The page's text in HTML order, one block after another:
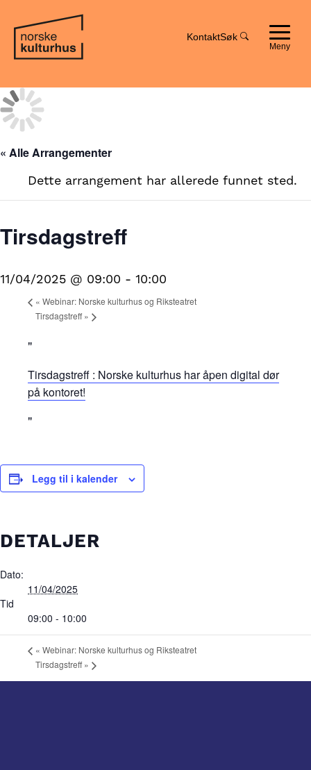
innhold
navigasjon
KontaktSøk
Toggle
« Alle Arrangementer
Dette arrangement har allerede funnet sted.
Tirsdagstreff
11/04/2025 @ 09:00 - 10:00
« Webinar: Norske kulturhus og Riksteatret
Tirsdagstreff»
Tirsdagstreff : Norske kulturhus har åpen digital dør
på kontoret!
Legg til i kalender
DETALJER
Dato:
11/04/2025
Tid
09:00 - 10:00
« Webinar: Norske kulturhus og Riksteatret
Tirsdagstreff»